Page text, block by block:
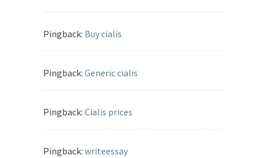
Pingback: Buy cialis
Pingback: Generic cialis
Pingback: Cialis prices
Pingback: writeessay